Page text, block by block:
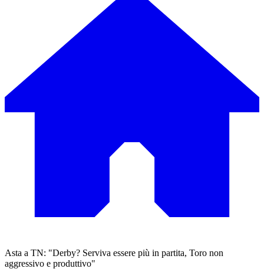
Asta a TN: "Derby? Serviva essere più in partita, Toro non
aggressivo e produttivo"